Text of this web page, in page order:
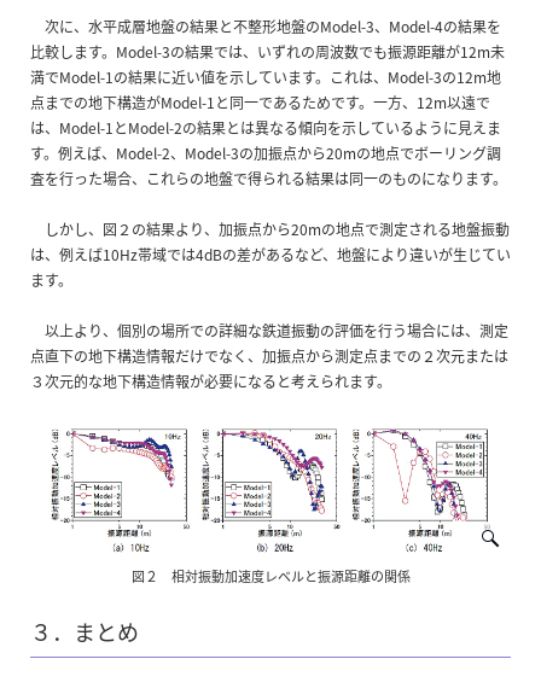
次に、水平成層地盤の結果と不整形地盤のModel-3、Model-4の結果を
比較します。Model-3の結果では、いずれの周波数でも振源距離が12m未
満でModel-1の結果に近い値を示しています。これは、Model-3の12m地
点までの地下構造がModel-1と同一であるためです。一方、12m以遠で
は、Model-1とModel-2の結果とは異なる傾向を示しているように見えま
す。例えば、Model-2、Model-3の加振点から20mの地点でボーリング調
査を行った場合、これらの地盤で得られる結果は同一のものになります。
しかし、図２の結果より、加振点から20mの地点で測定される地盤振動
は、例えば10Hz帯域では4dBの差があるなど、地盤により違いが生じてい
ます。
以上より、個別の場所での詳細な鉄道振動の評価を行う場合には、測定
点直下の地下構造情報だけでなく、加振点から測定点までの２次元または
３次元的な地下構造情報が必要になると考えられます。
図２ 相対振動加速度レベルと振源距離の関係
３．まとめ